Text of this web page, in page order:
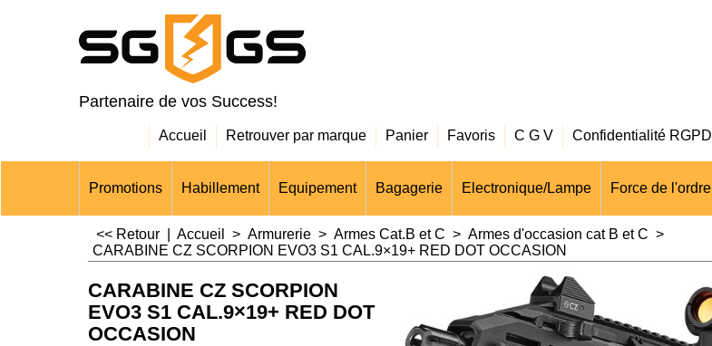
Partenaire de vos Success!
Accueil Retrouver par marque Panier Favoris C G V Confidentialité RGPD
Promotions Habillement Equipement Bagagerie Electronique/Lampe Force de l'ordre
<< Retour Accueil > Armurerie > Armes Cat.B et C > Armes d'occasion cat B et C >
CARABINE CZ SCORPION EVO3 S1 CAL.9×19+ RED DOT OCCASION
CARABINE CZ SCORPION
EVO3 S1 CAL.9×19+ RED DOT
OCCASION